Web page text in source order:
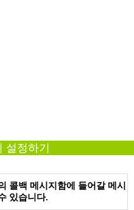
설정하기
콜백 메시지함에 들어갈 메시
있습니다.